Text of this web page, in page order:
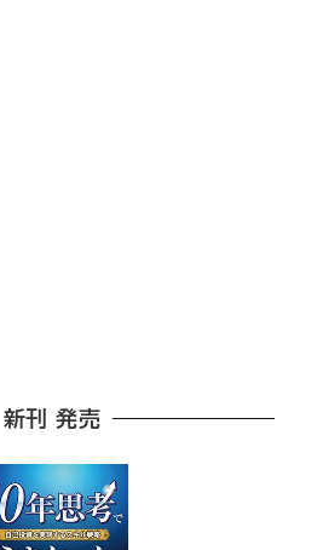
新刊 発売